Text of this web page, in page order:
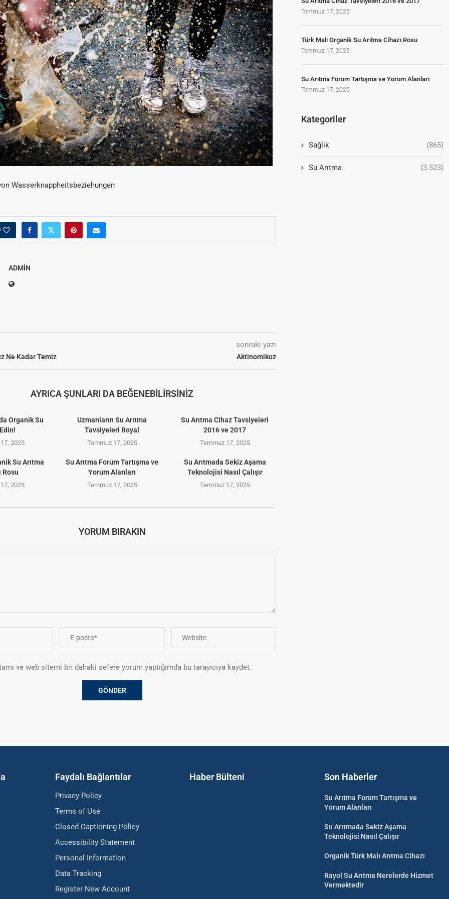
Wasserknappheitsbeziehungen
ADMIN
Ne Kadar Temiz
sonraki yazı
Aktinomikoz
AYRICA ŞUNLARI DA BEĞENEBILIRSINIZ
Organik Su
2025
Uzmanların Su Arıtma
Tavsiyeleri Royal
Temmuz 17, 2025
Su Arıtma Cihaz Tavsiyeleri
2016 ve 2017
Temmuz 17, 2025
Su Arıtma
Rosu
2025
Su Arıtma Forum Tartışma ve
Yorum Alanları
Temmuz 17, 2025
Su Arıtmada Sekiz Aşama
Teknolojisi Nasıl Çalışır
Temmuz 17, 2025
YORUM BIRAKIN
ve web sitemi bir dahaki sefere yorum yaptığımda bu tarayıcıya kaydet.
Temmuz 17, 2025
Türk Malı Organik Su Arıtma Cihazı Rosu
Temmuz 17, 2025
Su Arıtma Forum Tartışma ve Yorum Alanları
Temmuz 17, 2025
Kategoriler
Sağlık (865)
Su Arıtma (3.523)
Faydalı Bağlantılar
Privacy Policy
Terms of Use
Closed Captioning Policy
Accessibility Statement
Personal Information
Data Tracking
Register New Account
Haber Bülteni Son Haberler
Su Arıtma Forum Tartışma ve
Yorum Alanları
Su Arıtmada Sekiz Aşama
Teknolojisi Nasıl Çalışır
Organik Türk Malı Arıtma Cihazı
Rayol Su Arıtma Nerelerde Hizmet
Vermektedir